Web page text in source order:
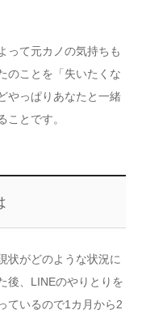
って元カノの気持ちも
のことを「失いたくな
やっぱりあなたと一緒
ことです。
状がどのような状況に
後、LINEのやりとりを
ているので1カ月から2